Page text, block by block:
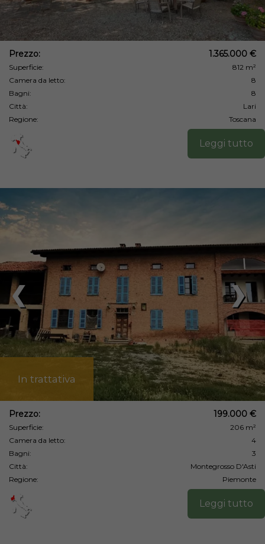
Prezzo: 1.365.000 €
Superficie:
812 m²
Camera da letto:
8
Bagni:
8
Città:
Lari
Regione:
Toscana
Leggi tutto
❯
❮
In trattativa
Prezzo: 199.000 €
Superficie:
206 m²
Camera da letto:
4
Bagni:
3
Città:
Montegrosso D'Asti
Regione:
Piemonte
Leggi tutto